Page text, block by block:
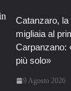
Catanzaro,
migliaia al
Carpanzano:
più solo»
9 Agosto 2026